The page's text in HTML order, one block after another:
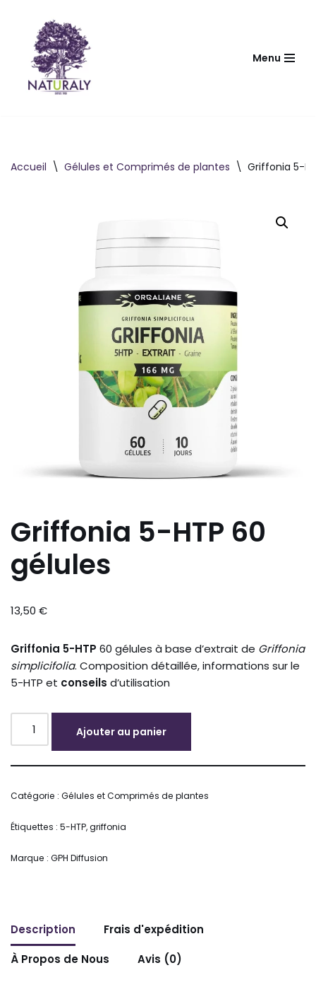
contenu
Menu
Accueil \ Gélules et Comprimés de plantes \ Griffonia 5-
Griffonia 5-HTP 60
gélules
13,50 €
Griffonia 5-HTP 60 gélules à base d’extrait de Griffonia
simplicifolia. Composition détaillée, informations sur le
5-HTP et conseils d’utilisation
Ajouter au panier
Catégorie : Gélules et Comprimés de plantes
Étiquettes : 5-HTP,griffonia
Marque : GPH Diffusion
Description
Frais d'expédition
À Propos de Nous
Avis (0)